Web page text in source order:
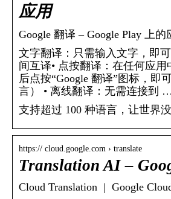
应用
Google 翻译 – Google Play 上的
文字翻译：只需输入文字，即
间互译• 点按翻译：在任何应
后点按“Google 翻译”图标，即
言） • 离线翻译：无需连接到 …
支持超过 100 种语言，让世界
https:// cloud.google.com › translate
Translation AI –
Cloud Translation | Google